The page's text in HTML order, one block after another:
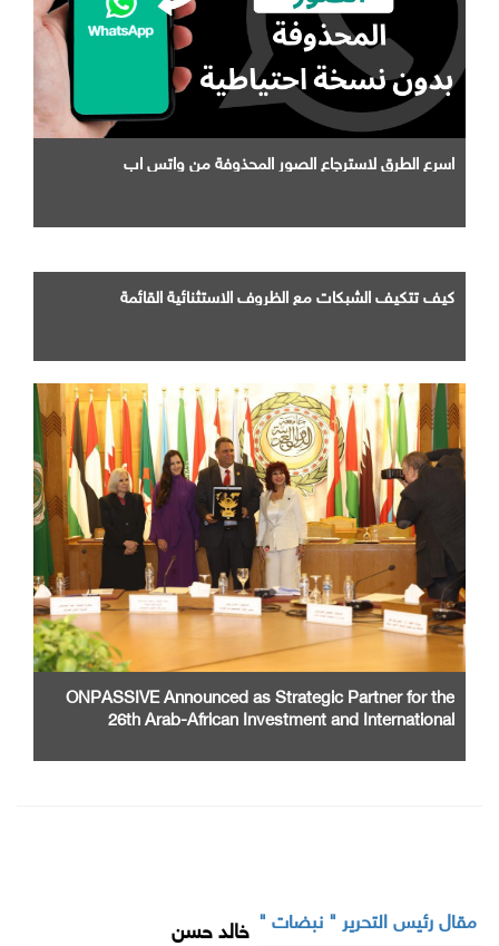
اسرع الطرق لاسترجاع الصور المحذوفة من واتس اب
كيف تتكيف الشبكات مع الظروف الاستثنائية القائمة
ONPASSIVE Announced as Strategic Partner for the
26th Arab-African Investment and International
مقال رئيس التحرير " نبضات " خالد حسن